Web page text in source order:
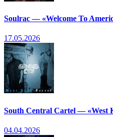
Soulrac — «Welcome To
17.05.2026
South Central Cartel — «West
04.04.2026